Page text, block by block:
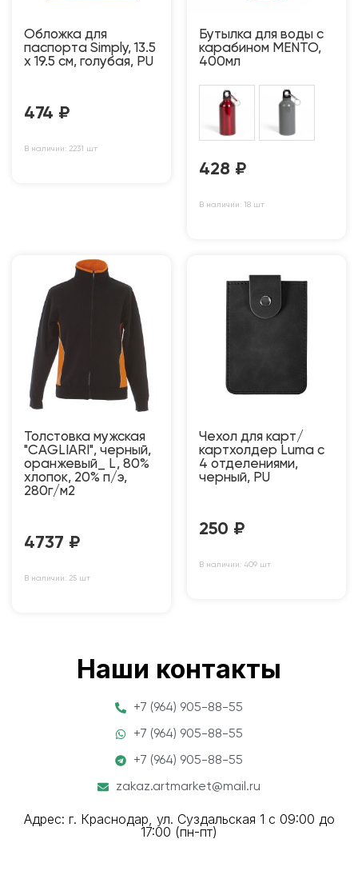
Обложка для
паспорта Simply, 13.5
х 19.5 см, голубая, PU
474 ₽
В наличии: 2231 шт
Бутылка для воды с
карабином MENTO,
400мл
428 ₽
В наличии: 18 шт
Толстовка мужская
"CAGLIARI", черный,
оранжевый_ L, 80%
хлопок, 20% п/э,
280г/м2
4737 ₽
В наличии: 25 шт
Чехол для карт/
картхолдер Luma с
4 отделениями,
черный, PU
250 ₽
В наличии: 409 шт
Наши контакты
+7 (964) 905-88-55
+7 (964) 905-88-55
+7 (964) 905-88-55
zakaz.artmarket@mail.ru
Адрес: г. Краснодар, ул. Суздальская 1 с 09:00 до
17:00 (пн-пт)